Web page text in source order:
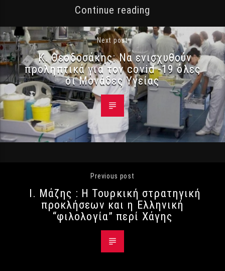
Continue reading
Next post
Κ. Θεοδοσάκης: Να ενισχυθούν
προληπτικά για τον covid -19 όλες
οι Μονάδες Υγείας
Previous post
Ι. Μάζης : Η Τουρκική στρατηγική
προκλήσεων και η Ελληνική
“φιλολογία” περί Χάγης